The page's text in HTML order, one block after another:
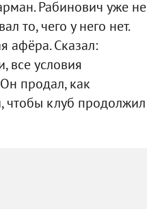
Рабинович уже не
то, чего у него нет.
афёра. Сказал:
все условия
продал, как
чтобы клуб продолжил